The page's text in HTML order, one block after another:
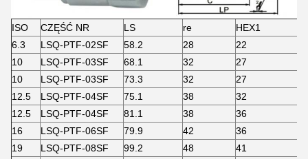
ISO CZĘŚĆ NR LS re HEX1
6.3
LSQ-PTF-02SF 58.2 28 22
10
LSQ-PTF-03SF 68.1 32 27
10
LSQ-PTF-03SF 73.3 32 27
12.5
LSQ-PTF-04SF 75.1 38 32
12.5
LSQ-PTF-04SF 81.1 38 36
16
LSQ-PTF-06SF 79.9 42 36
19
LSQ-PTF-08SF 99.2 48 41